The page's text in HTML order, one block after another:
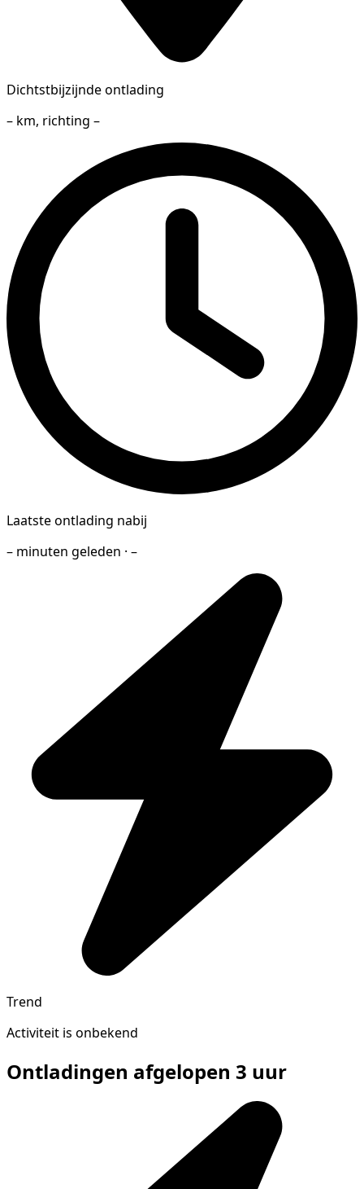
Dichtstbijzijnde ontlading
– km, richting –
Laatste ontlading nabij
– minuten geleden · –
Trend
Activiteit is onbekend
Ontladingen afgelopen 3 uur